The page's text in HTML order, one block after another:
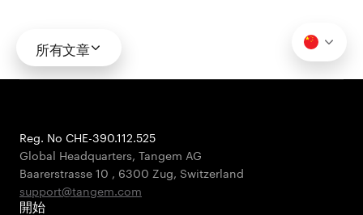
所有文章
Reg. No CHE-390.112.525
Global Headquarters, Tangem AG
Baarerstrasse 10 , 6300 Zug, Switzerland
support@tangem.com
開始